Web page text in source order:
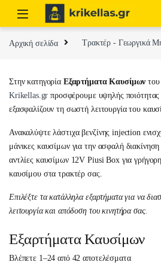
Skip to navigation
Skip to content
Αρχική σελίδα Τρακτέρ - Γεωργικά
Στην κατηγορία Εξαρτήματα Καυσίμων
Krikellas.gr προσφέρουμε υψηλής
εξασφαλίζουν τη σωστή λειτουργία του
Ανακαλύψτε λάστιχα βενζίνης injection
μάνικες καυσίμων για την ασφαλή
αντλίες καυσίμων 12V Piusi Box για
καυσίμου στα τρακτέρ σας.
Επιλέξτε τα κατάλληλα εξαρτήματα για να
λειτουργία και απόδοση του κινητήρα σας.
Εξαρτήματα Καυσίμων
Βλέπετε 1–24 από 42 αποτελέσματαSorted by